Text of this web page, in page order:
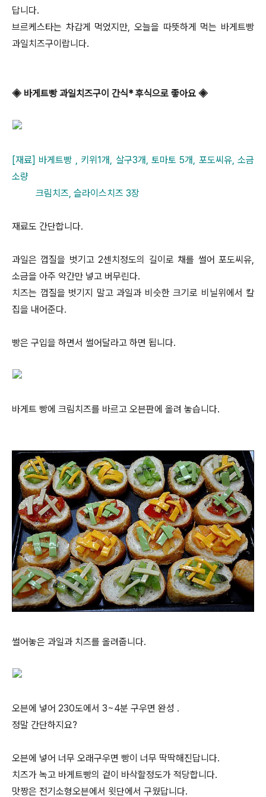
답니다.
브르케스타는 차갑게 먹었지만, 오늘을 따뜻하게 먹는 바게트빵
과일치즈구이랍니다.
◈ 바게트빵 과일치즈구이 간식* 후식으로 좋아요 ◈
[재료] 바게트빵 , 키위1개, 살구3개, 토마토 5개, 포도씨유, 소금
소량
크림치즈, 슬라이스치즈 3장
재료도 간단합니다.
과일은 껍질을 벗기고 2센치정도의 길이로 채를 썰어 포도씨유,
소금을 아주 약간만 넣고 버무린다.
치즈는 껍질을 벗기지 말고 과일과 비슷한 크기로 비닐위에서 칼
집을 내어준다.
빵은 구입을 하면서 썰어달라고 하면 됩니다.
바게트 빵에 크림치즈를 바르고 오븐판에 올려 놓습니다.
썰어놓은 과일과 치즈를 올려줍니다.
오븐에 넣어 230도에서 3~4분 구우면 완성 .
정말 간단하지요?
오븐에 넣어 너무 오래구우면 빵이 너무 딱딱해진답니다.
치즈가 녹고 바게트빵의 겉이 바삭할정도가 적당합니다.
맛짱은 전기소형오븐에서 윗단에서 구웠답니다.